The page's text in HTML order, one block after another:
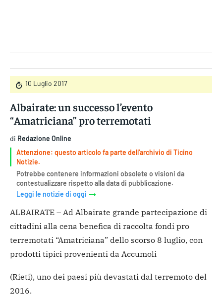
10 Luglio 2017
Albairate: un successo l’evento
“Amatriciana” pro terremotati
di Redazione Online
Attenzione: questo articolo fa parte dell'archivio di Ticino
Notizie.
Potrebbe contenere informazioni obsolete o visioni da
contestualizzare rispetto alla data di pubblicazione.
Leggi le notizie di oggi
ALBAIRATE – Ad Albairate grande partecipazione di
cittadini alla cena benefica di raccolta fondi pro
terremotati “Amatriciana” dello scorso 8 luglio, con
prodotti tipici provenienti da Accumoli
(Rieti), uno dei paesi più devastati dal terremoto del
2016.